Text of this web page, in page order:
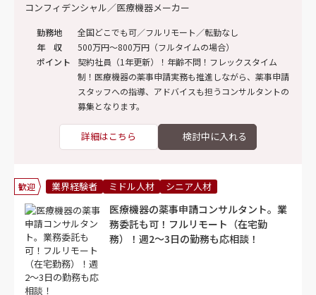
コンフィデンシャル／医療機器メーカー
勤務地
全国どこでも可／フルリモート／転勤なし
年 収
500万円～800万円（フルタイムの場合）
ポイント
契約社員（1年更新）！年齢不問！フレックスタイム
制！医療機器の薬事申請実務も推進しながら、薬事申請
スタッフへの指導、アドバイスも担うコンサルタントの
募集となります。
詳細はこちら
歓迎 業界経験者 ミドル人材 シニア人材
医療機器の薬事申請コンサルタント。業
務委託も可！フルリモート（在宅勤
務）！週2～3日の勤務も応相談！